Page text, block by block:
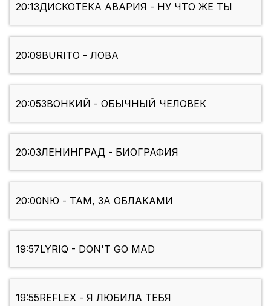
20:13ДИСКОТЕКА АВАРИЯ - НУ ЧТО ЖЕ ТЫ
20:09BURITO - ЛОВА
20:05ЗВОНКИЙ - ОБЫЧНЫЙ ЧЕЛОВЕК
20:03ЛЕНИНГРАД - БИОГРАФИЯ
20:00NЮ - ТАМ, ЗА ОБЛАКАМИ
19:57LYRIQ - DON'T GO MAD
19:55REFLEX - Я ЛЮБИЛА ТЕБЯ